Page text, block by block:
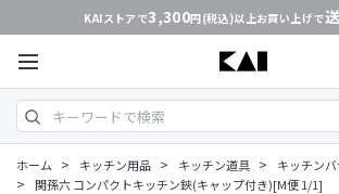
KAIストアで3,300円(税込)以上お買い上げで
ホーム > キッチン用品 > キッチン道具 > キッチンバ
> 関孫六 コンパクトキッチン鋏(キャップ付き)[M便 1/1]